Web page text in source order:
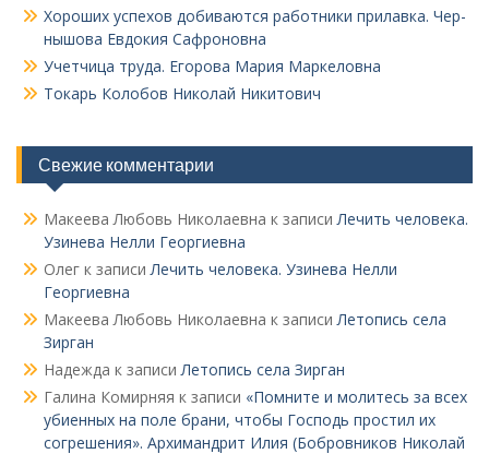
Хороших успехов добиваются работники прилавка. Чер­
нышова Евдокия Сафроновна
Учетчица труда. Его­рова Мария Маркеловна
Токарь Колобов Ни­колай Никитович
Свежие комментарии
Макеева Любовь Николаевна к записиЛечить человека.
Узинева Нелли Георгиевна
Олег к записиЛечить человека. Узинева Нелли
Георгиевна
Макеева Любовь Николаевна к записиЛетопись села
Зирган
Надежда к записиЛетопись села Зирган
Галина Комирняя к записи «Помните и молитесь за всех
убиенных на поле брани, чтобы Господь простил их
согрешения». Архимандрит Илия (Бобровников Николай